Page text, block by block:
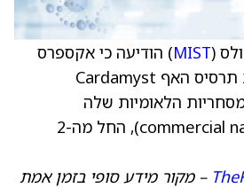
(
MIST) הודיעה כי אקספרס
סקריפטס הוסיפה את תרסיס האף Cardamyst
הלאומיות שלה
(commercial national formularies), החל מה-2
– מקור מידע סופי בזמן אמת